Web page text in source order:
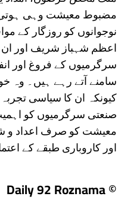
مضبوط معیشت وہی ہوتی
نوجوانوں کو روزگار کے
اعظم شہباز شریف اور
سرگرمیوں کے فروغ اور
سامنے آتے رہے ہیں۔ وہ
کیونکہ ان کا سیاسی
صنعتی سرگرمیوں کو
معیشت کو صرف اعداد و
اور کاروباری طبقے کے
© Daily 92 Roznama